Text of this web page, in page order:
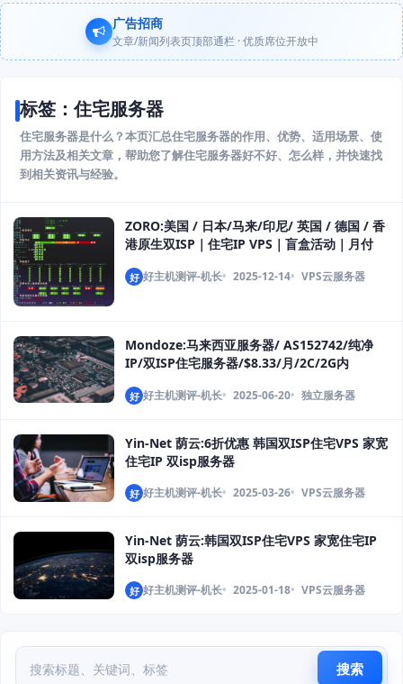
广告招商
文章/新闻列表页顶部通栏 · 优质席位开放中
标签：住宅服务器
住宅服务器是什么？本页汇总住宅服务器的作用、优势、适用场景、使
用方法及相关文章，帮助您了解住宅服务器好不好、怎么样，并快速找
到相关资讯与经验。
ZORO:美国 / 日本/马来/印尼/ 英国 / 德国 / 香
港原生双ISP｜住宅IP VPS｜盲盒活动｜月付
好 好主机测评-机长 2025-12-14 VPS云服务器
Mondoze:马来西亚服务器/ AS152742/纯净
IP/双ISP住宅服务器/$8.33/月/2C/2G内
好 好主机测评-机长 2025-06-20 独立服务器
Yin-Net 荫云:6折优惠 韩国双ISP住宅VPS 家宽
住宅IP 双isp服务器
好 好主机测评-机长 2025-03-26 VPS云服务器
Yin-Net 荫云:韩国双ISP住宅VPS 家宽住宅IP
双isp服务器
好 好主机测评-机长 2025-01-18 VPS云服务器
搜索